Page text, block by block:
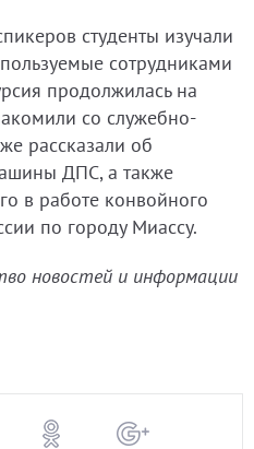
студенты изучали
сотрудниками
продолжилась на
со служебно-
рассказали об
ДПС, а также
в работе конвойного
по городу Миассу.
новостей и информации